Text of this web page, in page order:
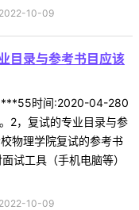
2022-10-09
目录与参考书目应该
时间:2020-04-280
2，复试的专业目录与参
物理学院复试的参考书
试工具（手机电脑等）
2022-10-09